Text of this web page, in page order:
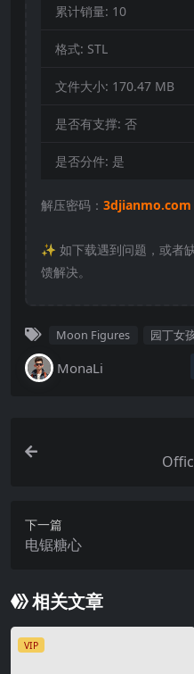
累计销量: 10
格式: STL
文件大小: 170.47 MB
是否有支撑: 否
是否分件: 是
解压密码： 3djianmo.com
✨️ 如下载遇到问题，或者
馈解决。
Moon Figures 园丁女
MonaLi
下一篇
电锯糖心
相关文章
VIP